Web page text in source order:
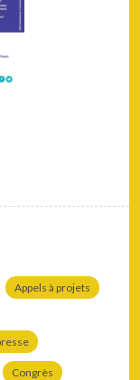
Appels à projets
Congrès